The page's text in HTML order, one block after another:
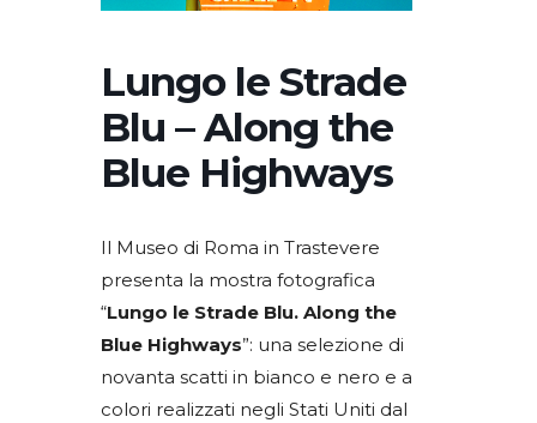
Lungo le Strade
Blu – Along the
Blue Highways
Il Museo di Roma in Trastevere
presenta la mostra fotografica
“Lungo le Strade Blu. Along the
Blue Highways”: una selezione di
novanta scatti in bianco e nero e a
colori realizzati negli Stati Uniti dal